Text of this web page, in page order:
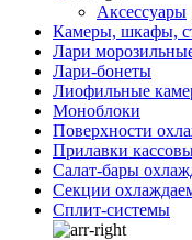
Аксессуары
Камеры, шкафы,
Лари
Лари-бонеты
Лиофильные
Моноблоки
Поверхности
Прилавки
Салат-бары
Секции
Сплит-системы